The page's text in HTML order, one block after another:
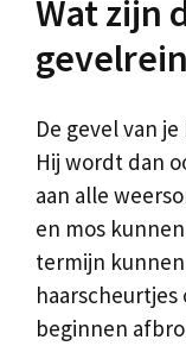
Wat zijn
De gevel van
Hij wordt dan
aan alle
en mos
termijn
haarscheurtjes
beginnen